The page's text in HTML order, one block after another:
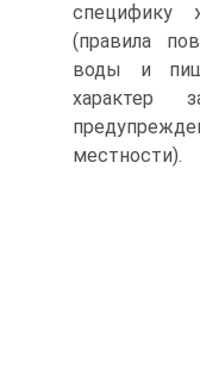
специфику
(правила
воды и
характер
местности).